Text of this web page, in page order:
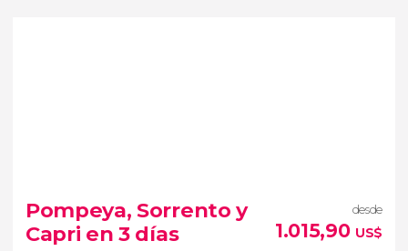
Pompeya, Sorrento y
Capri en 3 días
desde
1.015,90 US$